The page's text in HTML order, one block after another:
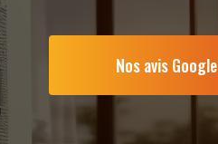
Nos avis Google